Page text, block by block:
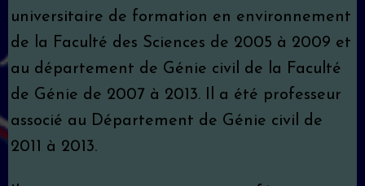
universitaire de formation en environnement
de la Faculté des Sciences de 2005 à 2009 et
au département de Génie civil de la Faculté
de Génie de 2007 à 2013. Il a été professeur
associé au Département de Génie civil de
2011 à 2013.